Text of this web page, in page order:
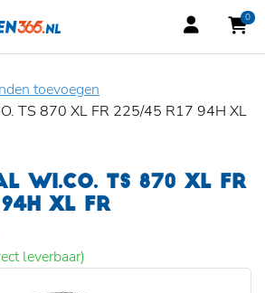
0
toevoegen
TS 870 XL FR 225/45 R17 94H XL
WI.CO. TS 870 XL FR
XL FR
leverbaar)